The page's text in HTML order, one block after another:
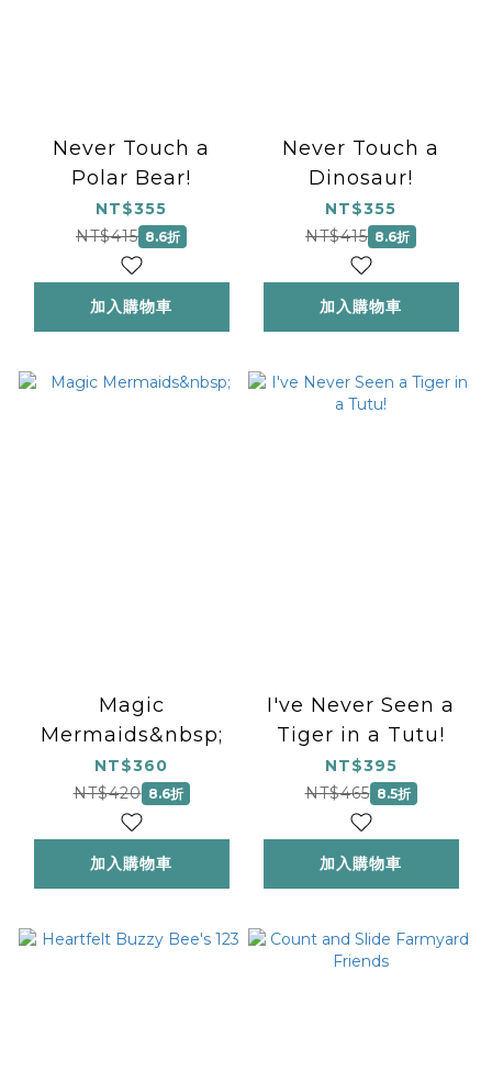
Never Touch a
Polar Bear!
NT$355
NT$415 8.6折
加入購物車
Never Touch a
Dinosaur!
NT$355
NT$415 8.6折
加入購物車
Magic
Mermaids&nbsp;
NT$360
NT$420 8.6折
加入購物車
I've Never Seen a
Tiger in a Tutu!
NT$395
NT$465 8.5折
加入購物車